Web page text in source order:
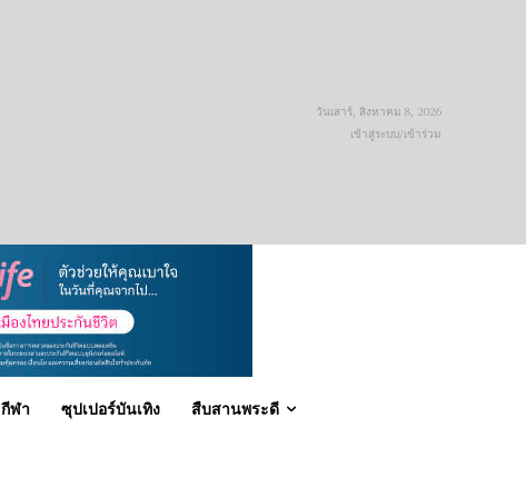
วันเสาร์, สิงหาคม 8, 2026
เข้าสู่ระบบ/เข้าร่วม
กีฬา ซุปเปอร์บันเทิง สืบสานพระดี